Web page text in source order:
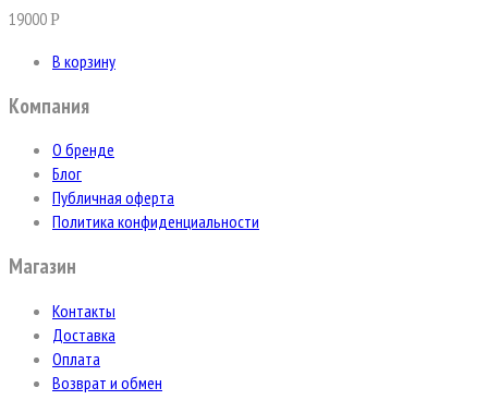
19000Р
В корзину
Компания
О бренде
Блог
Публичная оферта
Политика конфиденциальности
Магазин
Контакты
Доставка
Оплата
Возврат и обмен